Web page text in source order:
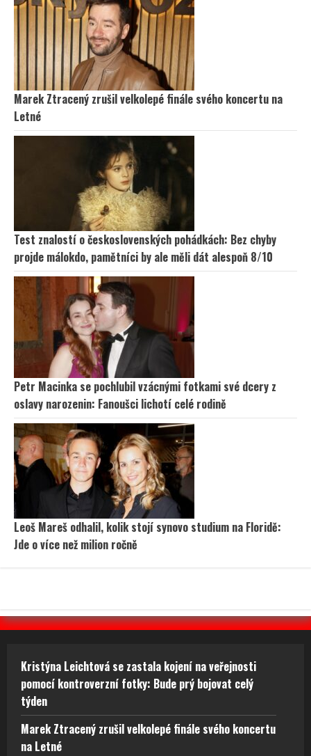
Marek Ztracený zrušil velkolepé finále svého koncertu na
Letné
Test znalostí o československých pohádkách: Bez chyby
projde málokdo, pamětníci by ale měli dát alespoň 8/10
Petr Macinka se pochlubil vzácnými fotkami své dcery z
oslavy narozenin: Fanoušci lichotí celé rodině
Leoš Mareš odhalil, kolik stojí synovo studium na Floridě:
Jde o více než milion ročně
Kristýna Leichtová se zastala kojení na veřejnosti
pomocí kontroverzní fotky: Bude prý bojovat celý
týden
Marek Ztracený zrušil velkolepé finále svého koncertu
na Letné